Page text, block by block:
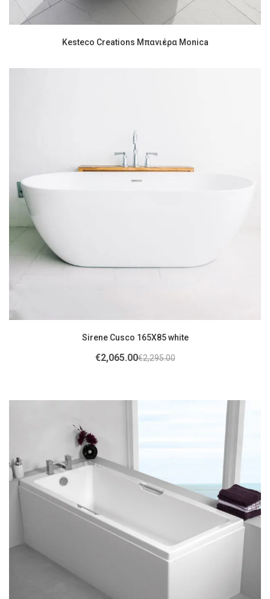
Kesteco Creations Μπανιέρα Monica
Sirene Cusco 165X85 white
€2,295.00
€2,065.00